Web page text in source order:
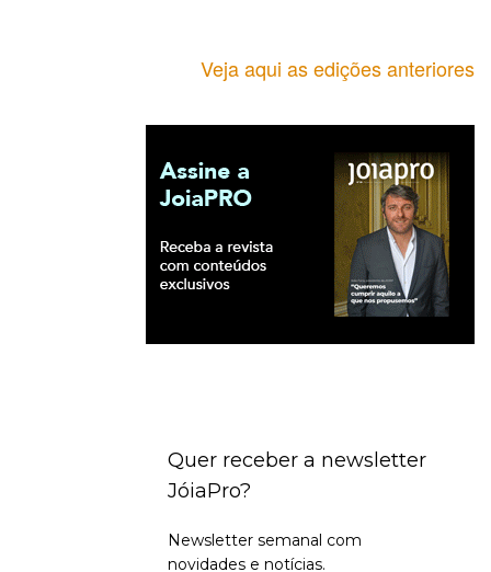
Veja aqui as edições anteriores